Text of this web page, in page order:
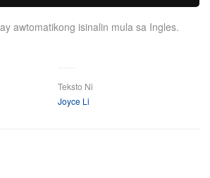
Ang French filmmaker na si
sa kanyang high-octane
Taylor-Joy na
ng isang feature-film adaptation
Museum. Hango sa isang
book, ilalahad ng pelikula ang
awtomatikong isinalin mula sa Ingles.
Teksto Ni
Joyce Li